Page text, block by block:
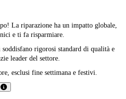
La riparazione ha un impatto globale,
e ti fa risparmiare.
rigorosi standard di qualità e
leader del settore.
esclusi fine settimana e festivi.